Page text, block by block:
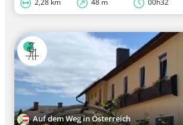
Auf dem Weg in Österreich